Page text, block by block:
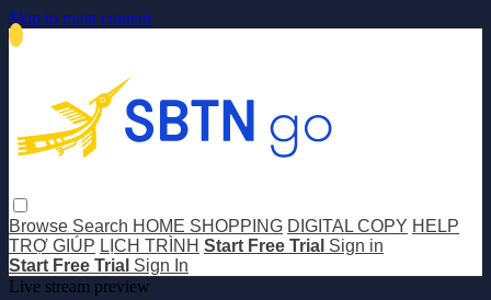
Skip to main content
Browse Search HOME SHOPPING DIGITAL COPY HELP
TRỢ GIÚP LỊCH TRÌNH Start Free Trial Sign in
Start Free Trial Sign In
Live stream preview